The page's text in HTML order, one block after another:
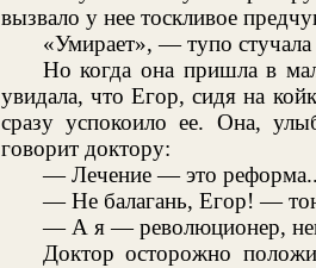
вызвало у нее тоскливое
«Умирает», — тупо стучала
Но когда она пришла в
увидала, что Егор, сидя на
сразу успокоило ее. Она,
говорит доктору:
— Лечение — это
— Не балагань, Егор! —
— А я — революционер,
Доктор осторожно